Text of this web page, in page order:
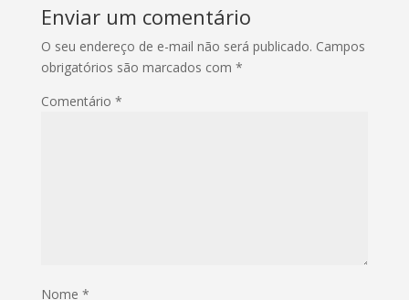
Enviar um comentário
O seu endereço de e-mail não será publicado. Campos
obrigatórios são marcados com *
Comentário *
Nome *